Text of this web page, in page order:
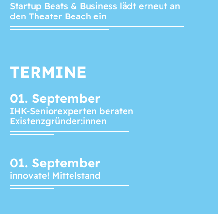
Startup Beats & Business lädt erneut an
den Theater Beach ein
TERMINE
01. September
IHK-Seniorexperten beraten
Existenzgründer:innen
01. September
innovate! Mittelstand